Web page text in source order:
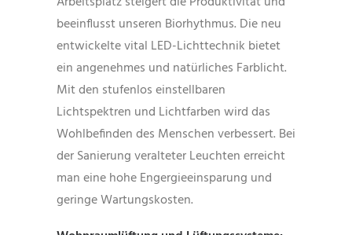
beeinflusst unseren Biorhythmus. Die neu
entwickelte vital LED-Lichttechnik bietet
ein angenehmes und natürliches Farblicht.
Mit den stufenlos einstellbaren
Lichtspektren und Lichtfarben wird das
Wohlbefinden des Menschen verbessert. Bei
der Sanierung veralteter Leuchten erreicht
man eine hohe Engergieeinsparung und
geringe Wartungskosten.